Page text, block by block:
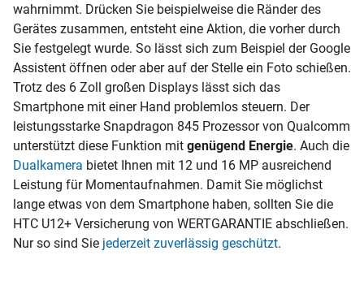
wahrnimmt. Drücken Sie beispielweise die Ränder des
Gerätes zusammen, entsteht eine Aktion, die vorher durch
Sie festgelegt wurde. So lässt sich zum Beispiel der Google
Assistent öffnen oder aber auf der Stelle ein Foto schießen.
Trotz des 6 Zoll großen Displays lässt sich das
Smartphone mit einer Hand problemlos steuern. Der
leistungsstarke Snapdragon 845 Prozessor von Qualcomm
unterstützt diese Funktion mit genügend Energie. Auch die
Dualkamera bietet Ihnen mit 12 und 16 MP ausreichend
Leistung für Momentaufnahmen. Damit Sie möglichst
lange etwas von dem Smartphone haben, sollten Sie die
HTC U12+ Versicherung von WERTGARANTIE abschließen.
Nur so sind Sie jederzeit zuverlässig geschützt.